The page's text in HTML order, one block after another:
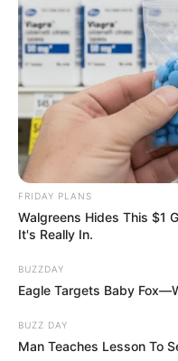
FRIDAY PLANS
Walgreens Hides This $1
It's Really In.
BUZZDAY
Eagle Targets Baby
BUZZ DAY
Man Teaches Lesson To